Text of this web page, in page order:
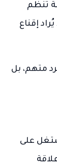
تنظم
إقناع
متهم، بل
على